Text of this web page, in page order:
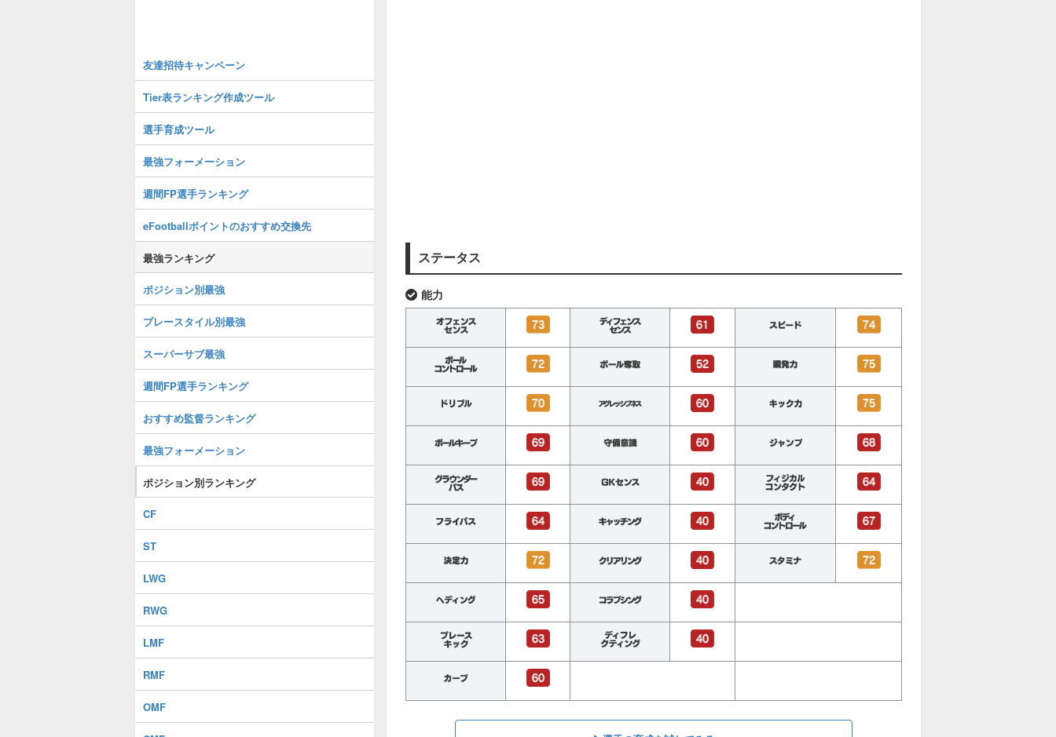
ステータス
能力
友達招待キャンペーン
Tier表ランキング作成ツール
選手育成ツール
最強フォーメーション
週間FP選手ランキング
eFootballポイントのおすすめ交換先
最強ランキング
ポジション別最強
プレースタイル別最強
スーパーサブ最強
週間FP選手ランキング
おすすめ監督ランキング
最強フォーメーション
ポジション別ランキング
CF
ST
LWG
RWG
LMF
RMF
OMF